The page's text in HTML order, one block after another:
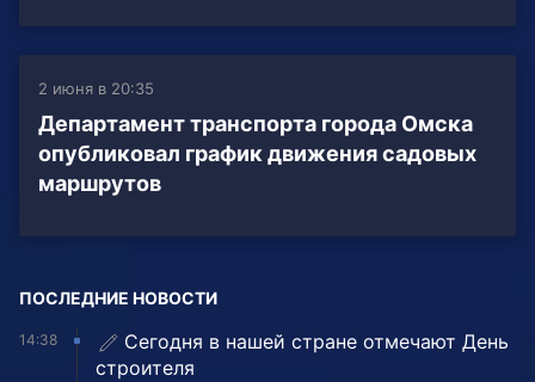
2 июня в 20:35
Департамент транспорта города Омска
опубликовал график движения садовых
маршрутов
ПОСЛЕДНИЕ НОВОСТИ
14:38
Сегодня в нашей стране отмечают День
строителя